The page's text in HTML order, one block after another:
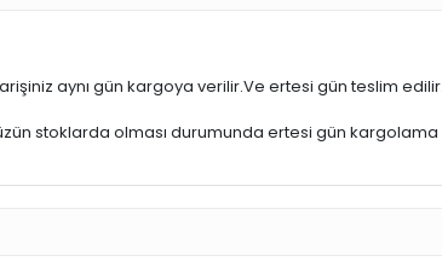
aynı gün kargoya verilir.Ve ertesi gün teslim edilir.
stoklarda olması durumunda ertesi gün kargolama